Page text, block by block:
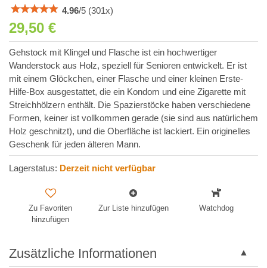
4.96/5 (301 x)
29,50 €
Gehstock mit Klingel und Flasche ist ein hochwertiger
Wanderstock aus Holz, speziell für Senioren entwickelt. Er ist
mit einem Glöckchen, einer Flasche und einer kleinen Erste-
Hilfe-Box ausgestattet, die ein Kondom und eine Zigarette mit
Streichhölzern enthält. Die Spazierstöcke haben verschiedene
Formen, keiner ist vollkommen gerade (sie sind aus natürlichem
Holz geschnitzt), und die Oberfläche ist lackiert. Ein originelles
Geschenk für jeden älteren Mann.
Lagerstatus: Derzeit nicht verfügbar
Zu Favoriten
hinzufügen
Zur Liste hinzufügen Watchdog
Zusätzliche Informationen